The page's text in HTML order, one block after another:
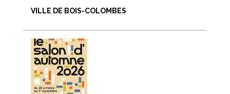
VILLE DE BOIS-COLOMBES